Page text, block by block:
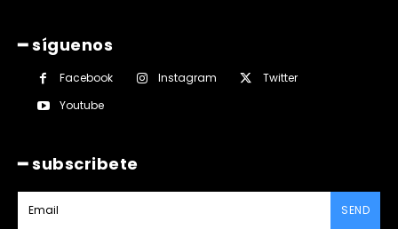
━ síguenos
Facebook Instagram
Twitter
Youtube
━ subscribete
SEND